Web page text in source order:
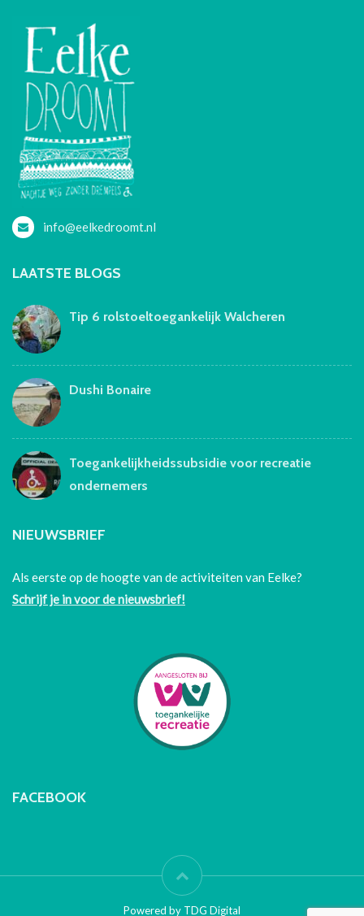
info@eelkedroomt.nl
LAATSTE BLOGS
Tip 6 rolstoeltoegankelijk Walcheren
Dushi Bonaire
Toegankelijkheidssubsidie voor recreatie
ondernemers
NIEUWSBRIEF
Als eerste op de hoogte van de activiteiten van Eelke?
Schrijf je in voor de nieuwsbrief!
FACEBOOK
Powered by TDG Digital